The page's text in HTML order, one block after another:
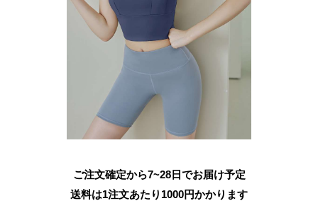
ご注文確定から7~28日でお届け予定
送料は1注文あたり 1000円かかります